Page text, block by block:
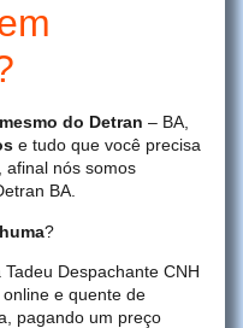
do Detran – BA,
e tudo que você precisa
afinal nós somos
BA.
?
Despachante CNH
e quente de
pagando um preço